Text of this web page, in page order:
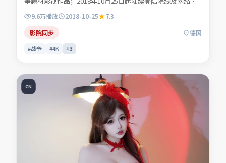
台。主演白清让、谢书砚、贺叙白、陆见微等共同诠释一段充
满转折的人物命运。人物动机层层揭开，真相并非唯一答案。
适合检索「战争电影」「德国影片」「2018年上映」等关键
词的观众收藏。
9.6万播放 2018-10-25
7.3
影院同步
德国
#战争 #4K +3
CN